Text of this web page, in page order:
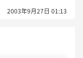
そろメールくる
2003年9月27日 01:13